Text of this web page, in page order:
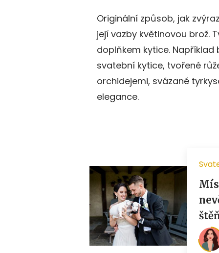
Originální způsob, jak
její vazby květinovou brož.
doplňkem kytice.
svatební kytice, tvořené
orchidejemi, svázané
elegance.